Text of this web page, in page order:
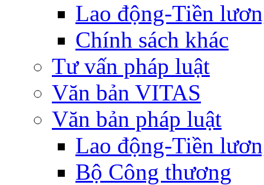
Lao động-Tiền
Chính sách khác
Tư vấn pháp luật
Văn bản VITAS
Văn bản pháp luật
Lao động-Tiền
Bộ Công thương